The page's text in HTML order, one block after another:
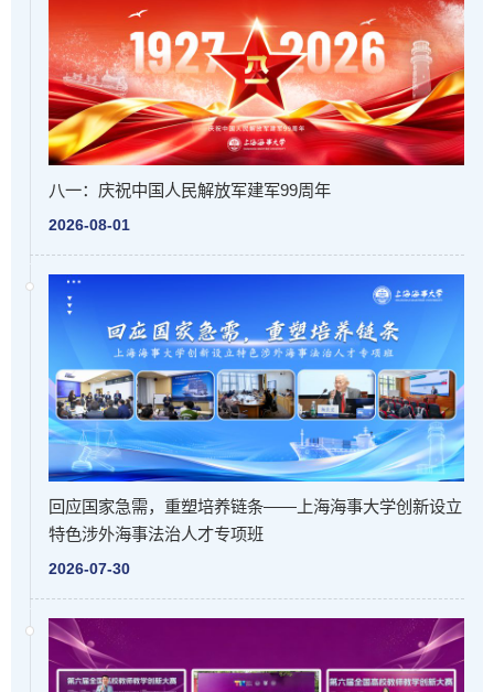
八一：庆祝中国人民解放军建军99周年
2026-08-01
回应国家急需，重塑培养链条——上海海事大学创新设立
特色涉外海事法治人才专项班
2026-07-30